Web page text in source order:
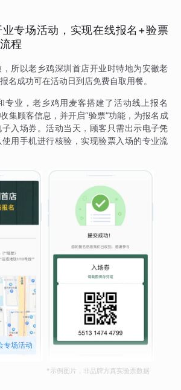
专场活动，实现在线报名+验票
程
所以老乡鸡深圳首店开业时特地为安徽老
名成功可在活动日到店免费自取用餐。
专业，老乡鸡用麦客搭建了活动线上报名
集顾客信息，并开启“验票”功能，为报名成
入场券。活动当天，顾客只需出示电子凭
用手机进行核验，实现验票入场的专业流
专场活动
*示例图片，非品牌方真实验票数据